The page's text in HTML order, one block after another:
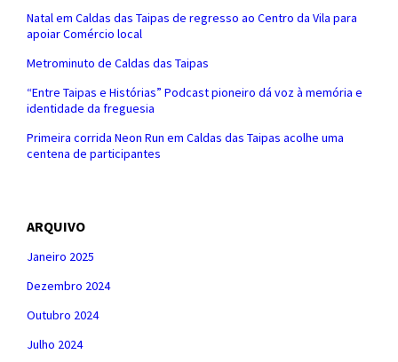
Natal em Caldas das Taipas de regresso ao Centro da Vila para
apoiar Comércio local
Metrominuto de Caldas das Taipas
“Entre Taipas e Histórias” Podcast pioneiro dá voz à memória e
identidade da freguesia
Primeira corrida Neon Run em Caldas das Taipas acolhe uma
centena de participantes
ARQUIVO
Janeiro 2025
Dezembro 2024
Outubro 2024
Julho 2024